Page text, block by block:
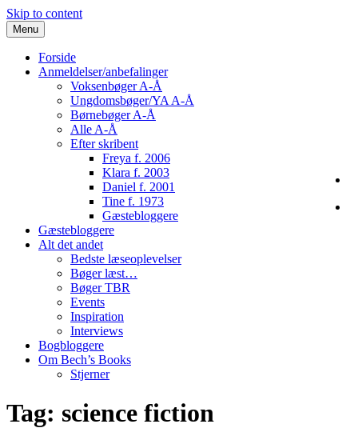
Skip to content
Menu
Forside
Anmeldelser/anbefalinger
Voksenbøger A-Å
Ungdomsbøger/YA A-Å
Børnebøger A-Å
Alle A-Å
Efter skribent
Freya f. 2006
Klara f. 2003
Daniel f. 2001
Tine f. 1973
Gæstebloggere
Gæstebloggere
Alt det andet
Bedste læseoplevelser
Bøger læst…
Bøger TBR
Events
Inspiration
Interviews
Bogbloggere
Om Bech’s Books
Stjerner
Bech's Books
Bogblog – Vi ♥ Bøger
Tag: science fiction